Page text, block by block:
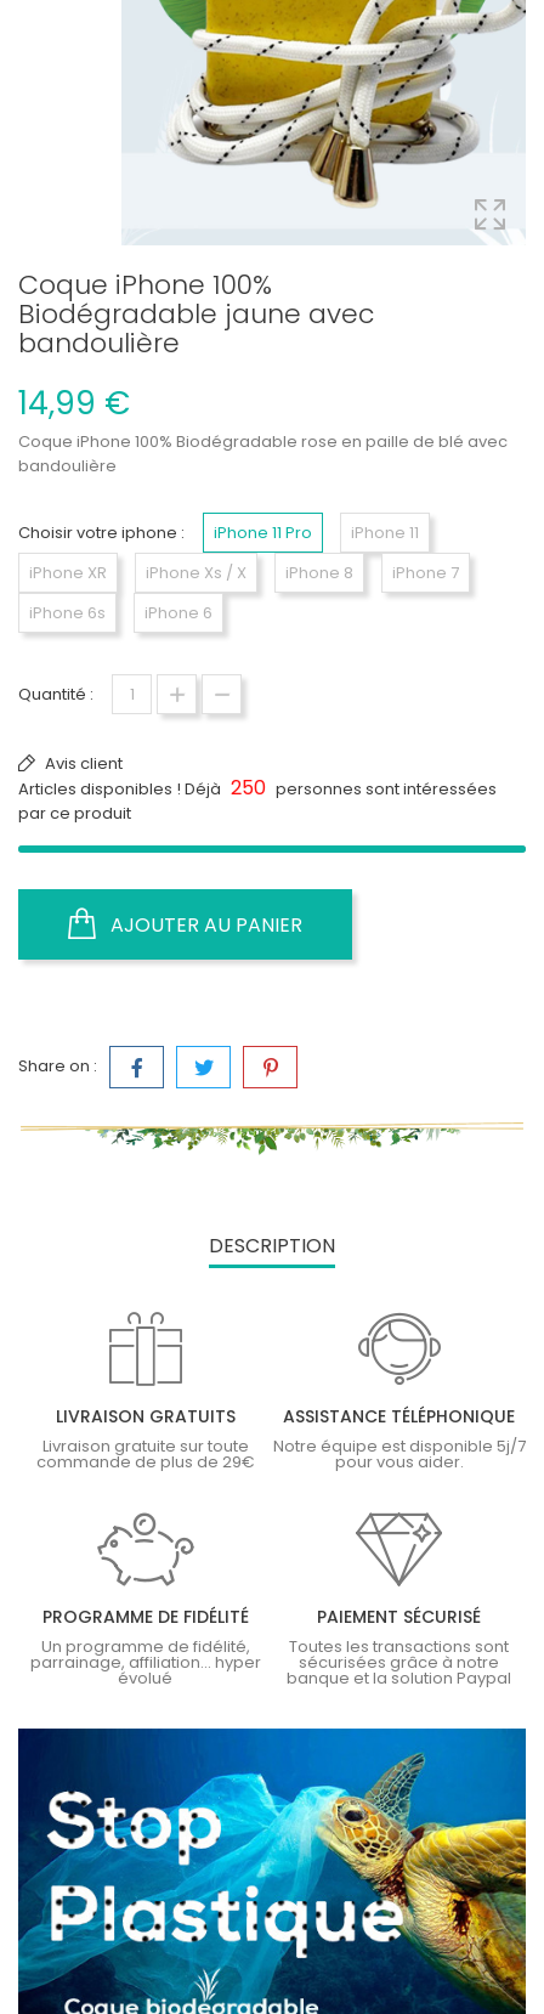
Coque iPhone 100%
Biodégradable jaune avec
bandoulière
14,99 €
Coque iPhone 100% Biodégradable rose en paille de blé avec
bandoulière
Choisir votre iphone : iPhone 11 Pro
iPhone 11
iPhone XR
iPhone Xs / X iPhone 8
iPhone 7
iPhone 6s
iPhone 6
Quantité :
Avis client
Articles disponibles ! Déjà 250 personnes sont intéressées
par ce produit
AJOUTER AU PANIER
Share on :
DESCRIPTION
LIVRAISON GRATUITS
Livraison gratuite sur toute
commande de plus de 29€
ASSISTANCE TÉLÉPHONIQUE
Notre équipe est disponible 5j/7
pour vous aider.
PROGRAMME DE FIDÉLITÉ
Un programme de fidélité,
parrainage, affiliation... hyper
évolué
PAIEMENT SÉCURISÉ
Toutes les transactions sont
sécurisées grâce à notre
banque et la solution Paypal